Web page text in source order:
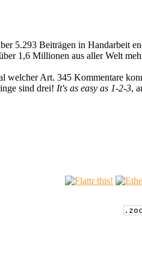
5.293 Beiträgen in Handarbeit
1,6 Millionen aus aller Welt
welcher Art. 345 Kommentare
sind drei! It's as easy as 1-2-3,